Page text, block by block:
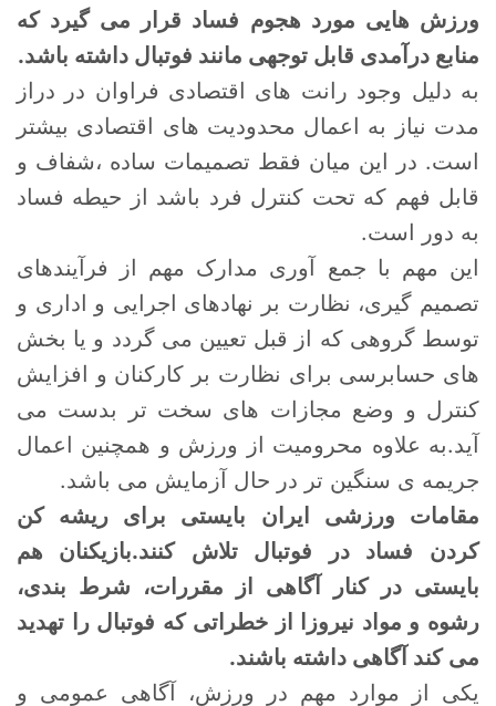
ورزش هایی مورد هجوم فساد قرار می گیرد که
منابع درآمدی قابل توجهی مانند فوتبال داشته باشد.
به دلیل وجود رانت های اقتصادی فراوان در دراز
مدت نیاز به اعمال محدودیت های اقتصادی بیشتر
است. در این میان فقط تصمیمات ساده ،شفاف و
قابل فهم که تحت کنترل فرد باشد از حیطه فساد
به دور است.
این مهم با جمع آوری مدارک مهم از فرآیندهای
تصمیم گیری، نظارت بر نهادهای اجرایی و اداری و
توسط گروهی که از قبل تعیین می گردد و یا بخش
های حسابرسی برای نظارت بر کارکنان و افزایش
کنترل و وضع مجازات های سخت تر بدست می
آید.به علاوه محرومیت از ورزش و همچنین اعمال
جریمه ی سنگین تر در حال آزمایش می باشد.
مقامات ورزشی ایران بایستی برای ریشه کن
کردن فساد در فوتبال تلاش کنند.بازیکنان هم
بایستی در کنار آگاهی از مقررات، شرط بندی،
رشوه و مواد نیروزا از خطراتی که فوتبال را تهدید
می کند آگاهی داشته باشند.
یکی از موارد مهم در ورزش، آگاهی عمومی و